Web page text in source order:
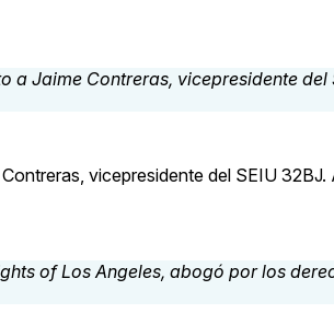
vicepresidente del SEIU